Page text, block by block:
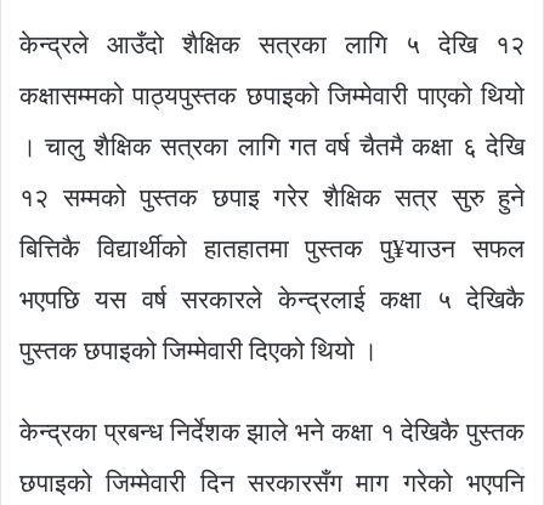
केन्द्रले आउँदो शैक्षिक सत्रका लागि ५ देखि १२
कक्षासम्मको पाठ्यपुस्तक छपाइको जिम्मेवारी पाएको थियो
। चालु शैक्षिक सत्रका लागि गत वर्ष चैतमै कक्षा ६ देखि
१२ सम्मको पुस्तक छपाइ गरेर शैक्षिक सत्र सुरु हुने
बित्तिकै विद्यार्थीको हातहातमा पुस्तक पु¥याउन सफल
भएपछि यस वर्ष सरकारले केन्द्रलाई कक्षा ५ देखिकै
पुस्तक छपाइको जिम्मेवारी दिएको थियो ।
केन्द्रका प्रबन्ध निर्देशक झाले भने कक्षा १ देखिकै पुस्तक
छपाइको जिम्मेवारी दिन सरकारसँग माग गरेको भएपनि